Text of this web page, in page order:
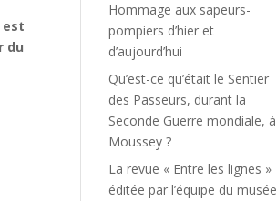
est
du
Hommage aux sapeurs-
pompiers d’hier et
d’aujourd’hui
Qu’est-ce qu’était le Sentier
des Passeurs, durant la
Seconde Guerre mondiale, à
Moussey ?
La revue « Entre les lignes »
éditée par l’équipe du musée